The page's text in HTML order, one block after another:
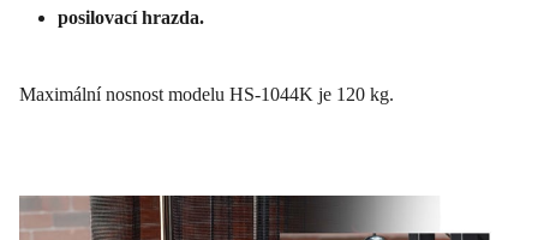
posilovací hrazda.
Maximální nosnost modelu HS-1044K je 120 kg.